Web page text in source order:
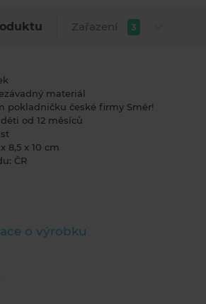
Zařazení 3
materiál
pokladničku české firmy Směr!
od 12 měsíců
8,5 x 10 cm
ČR
o výrobku